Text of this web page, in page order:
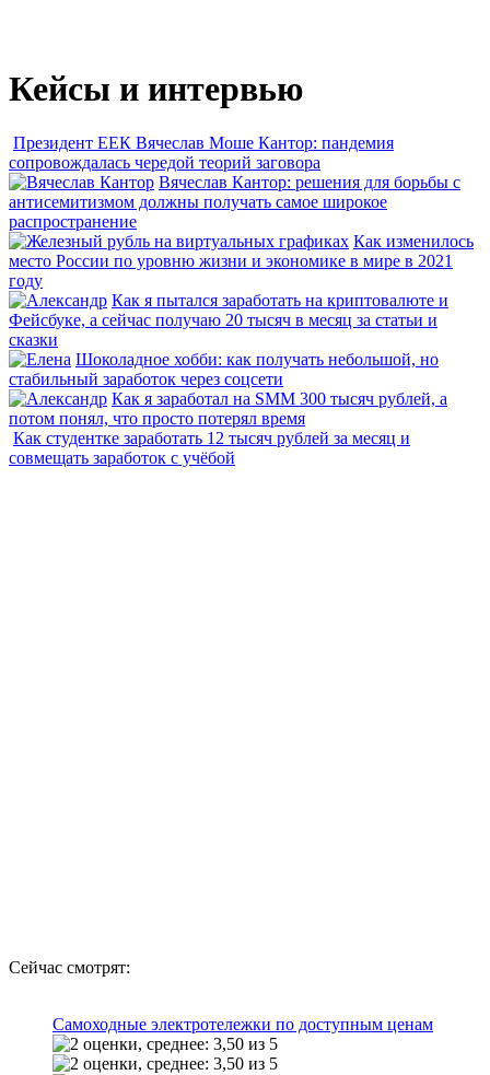
Кейсы и интервью
Президент ЕЕК Вячеслав Моше Кантор: пандемия
сопровождалась чередой теорий заговора
Вячеслав Кантор: решения для борьбы с
антисемитизмом должны получать самое широкое
распространение
Как изменилось
место России по уровню жизни и экономике в мире в 2021
году
Как я пытался заработать на криптовалюте и
Фейсбуке, а сейчас получаю 20 тысяч в месяц за статьи и
сказки
Шоколадное хобби: как получать небольшой, но
стабильный заработок через соцсети
Как я заработал на SMM 300 тысяч рублей, а
потом понял, что просто потерял время
Как студентке заработать 12 тысяч рублей за месяц и
совмещать заработок с учёбой
Сейчас смотрят:
Самоходные электротележки по доступным ценам